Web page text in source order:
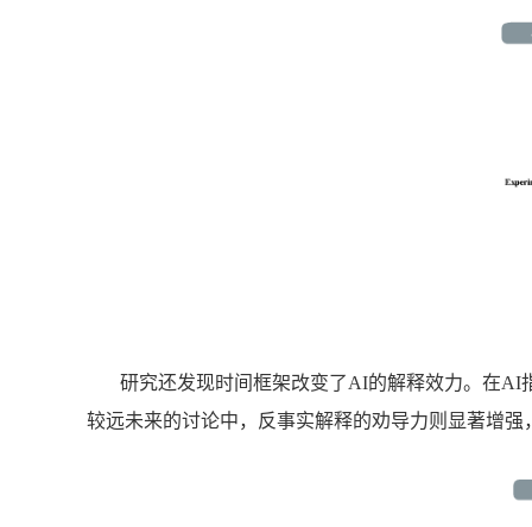
研究还发现时间框架改变了AI的解释效力。在AI
较远未来的讨论中，反事实解释的劝导力则显著增